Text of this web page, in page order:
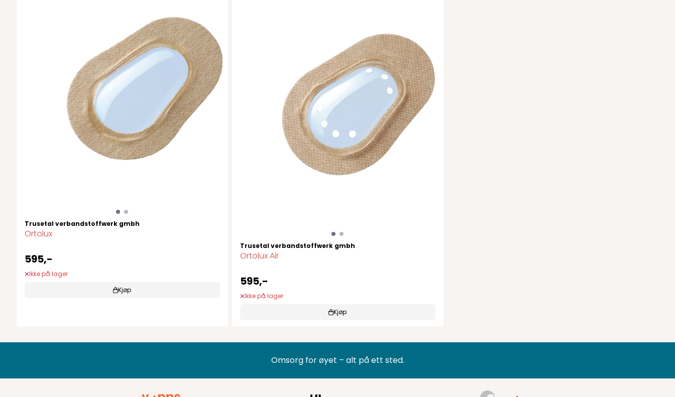
Trusetal verbandstoffwerk gmbh
Ortolux
595,-
Ikke på lager
Kjøp
Trusetal verbandstoffwerk gmbh
Ortolux Air
595,-
Ikke på lager
Kjøp
Omsorg for øyet – alt på ett sted.